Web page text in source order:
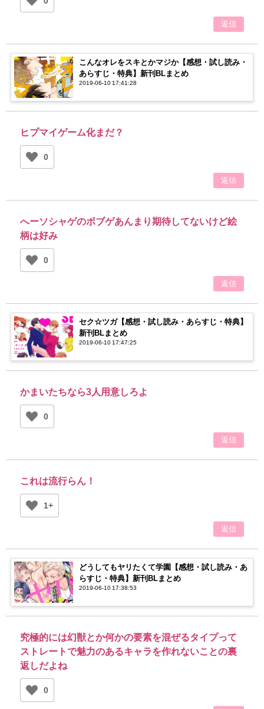
返信
こんなオレをスキとかマジか【感想・試し読み・
あらすじ・特典】新刊BLまとめ
2019-06-10 17:41:28
ヒプマイゲーム化まだ？
0
返信
へーソシャゲのボブゲあんまり期待してないけど絵
柄は好み
0
返信
セク☆ツガ【感想・試し読み・あらすじ・特典】
新刊BLまとめ
2019-06-10 17:47:25
かまいたちなら3人用意しろよ
0
返信
これは流行らん！
1+
返信
どうしてもヤリたくて学園【感想・試し読み・あ
らすじ・特典】新刊BLまとめ
2019-06-10 17:38:53
究極的には幻獣とか何かの要素を混ぜるタイプって
ストレートで魅力のあるキャラを作れないことの裏
返しだよね
0